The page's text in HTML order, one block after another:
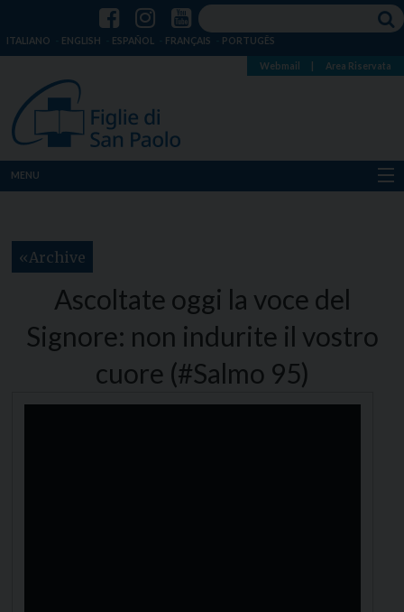
ITALIANO ENGLISH ESPAÑOL FRANÇAIS PORTUGÊS
Webmail Area Riservata
MENU
Dove siamo
Notizie
Risorse
Archive
Ascoltate oggi la voce del
Signore: non indurite il vostro
cuore (#Salmo 95)